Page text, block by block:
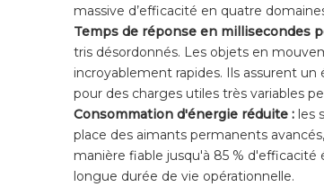
massive d’efficacité en quatre
Temps de réponse en millisecondes
tris désordonnés. Les objets en
incroyablement rapides. Ils assurent
pour des charges utiles très variables
Consommation d'énergie réduite : les
place des aimants permanents
manière fiable jusqu'à 85 %
longue durée de vie opérationnelle.